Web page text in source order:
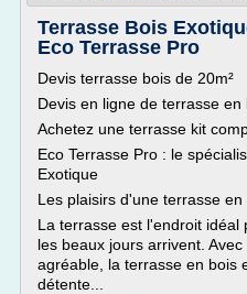
Terrasse Bois
Eco Terrasse Pro
Devis terrasse bois de 20m²
Devis en ligne de terrasse en
Achetez une terrasse kit
Eco Terrasse Pro : le
Exotique
Les plaisirs d'une terrasse
La terrasse est l'endroit
les beaux jours arrivent.
agréable, la terrasse en bois
détente...